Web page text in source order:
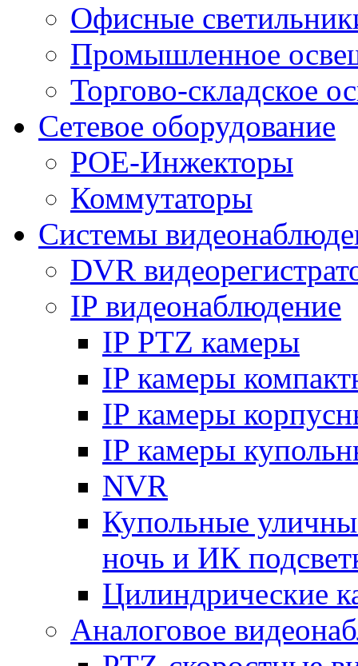
Офисные
Промышленное
Торгово-складское
Сетевое оборудование
POE-Инжекторы
Коммутаторы
Системы
DVR
IP видеонаблюдение
IP PTZ камеры
IP камеры
IP камеры
IP камеры
NVR
Купольные
ночь и ИК
Цилиндрические
Аналоговое